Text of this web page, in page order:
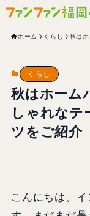
ホーム くらし 秋は
くらし
秋はホーム
しゃれなテ
ツをご紹介
こんにちは、